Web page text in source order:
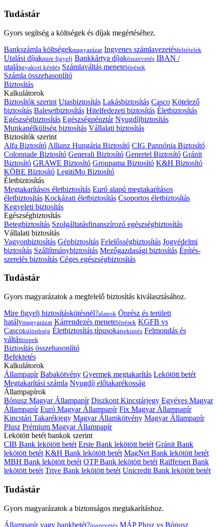
Tudástár
Gyors segítség a költségek és díjak megértéséhez.
Bankszámla költségekmagyarázat Ingyenes számlavezetésfeltételek
Utalási díjakmire figyelj Bankkártya díjakösszevetés IBAN /
utalásgyakori kérdés Számlaváltás menetelépések
Számla összehasonlító
Biztosítás
Kalkulátorok
Biztosítók szerint Utasbiztosítás Lakásbiztosítás Casco Kötelező
biztosítás Balesetbiztosítás Hitelfedezeti biztosítás Életbiztosítás
Egészségbiztosítás Egészségpénztár Nyugdíjbiztosítás
Munkanélküliség biztosítás Vállalati biztosítás
Biztosítók szerint
Alfa Biztosító Allianz Hungária Biztosító CIG Pannónia Biztosító
Colonnade Biztosító Generali Biztosító Genertel Biztosító Gránit
Biztosító GRAWE Biztosító Groupama Biztosító K&H Biztosító
KÖBE Biztosító LegitiMo Biztosító
Életbiztosítás
Megtakarításos életbiztosítás Euró alapú megtakarításos
életbiztosítás Kockázati életbiztosítás Csoportos életbiztosítás
Kegyeleti biztosítás
Egészségbiztosítás
Betegbiztosítás Szolgáltatásfinanszírozó egészségbiztosítás
Vállalati biztosítás
Vagyonbiztosítás Gépbiztosítás Felelősségbiztosítás Jogvédelmi
biztosítás Szállítmánybiztosítás Mezőgazdasági biztosítás Építés-
szerelés biztosítás Céges egészségbiztosítás
Tudástár
Gyors magyarázatok a megfelelő biztosítás kiválasztásához.
Mire figyelj biztosításkötésnél?alapok Önrész és területi
hatálymagyarázat Kárrendezés menetelépések KGFB vs
Cascokülönbség Életbiztosítás típusokáttekintés Felmondás és
váltástippek
Biztosítás összehasonlító
Befektetés
Kalkulátorok
Állampapír Babakötvény Gyermek megtakarítás Lekötött betét
Megtakarítási számla Nyugdíj előtakarékosság
Állampapírok
Bónusz Magyar Állampapír Diszkont Kincstárjegy Egyéves Magyar
Állampapír Euró Magyar Állampapír Fix Magyar Állampapír
Kincstári Takarékjegy Magyar Államkötvény Magyar Állampapír
Plusz Prémium Magyar Állampapír
Lekötött betét bankok szerint
CIB Bank lekötött betét Erste Bank lekötött betét Gránit Bank
lekötött betét K&H Bank lekötött betét MagNet Bank lekötött betét
MBH Bank lekötött betét OTP Bank lekötött betét Raiffeisen Bank
lekötött betét Trive Bank lekötött betét Unicredit Bank lekötött betét
Tudástár
Gyors magyarázatok a biztonságos megtakarításhoz.
Állampapír vagy bankbetét?összevetés MÁP Plusz vs Bónusz